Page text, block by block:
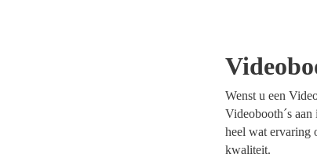
Wenst u een
Videobooth´s
heel wat ervaring
kwaliteit.